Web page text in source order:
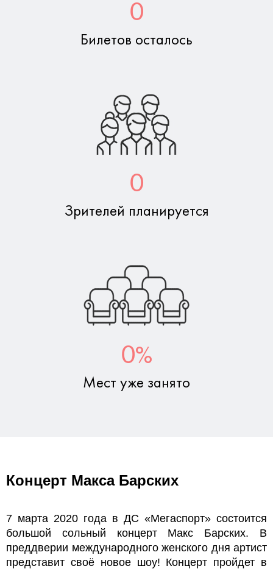
0
Билетов осталось
0
Зрителей планируется
0%
Мест уже занято
Концерт Макса Барских
7 марта 2020 года в ДС «Мегаспорт» состоится
большой сольный концерт Макс Барских. В
преддверии международного женского дня артист
представит своё новое шоу! Концерт пройдет в